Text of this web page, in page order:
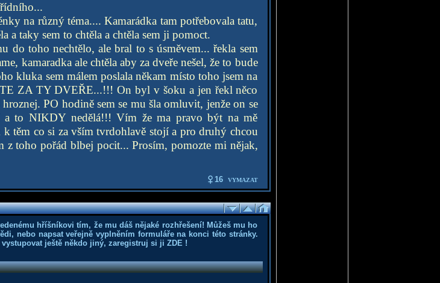
na různý téma.... Kamarádka tam potřebovala tatu,
a taky sem to chtěla a chtěla sem ji pomoct.
do toho nechtělo, ale bral to s úsměvem... řekla sem
kamaradka ale chtěla aby za dveře nešel, že to bude
kluka sem málem poslala někam místo toho jsem na
ZA TY DVEŘE...!!! On byl v šoku a jen řekl něco
PO hodině sem se mu šla omluvit, jenže on se
to NIKDY nedělá!!! Vím že ma pravo být na mě
k těm co si za vším tvrdohlavě stojí a pro druhý chcou
z toho pořád blbej pocit... Prosím, pomozte mi nějak,
16 VYMAZAT
hříšníkovi tím, že mu dáš nějaké rozhřešení! Můžeš mu ho
nebo napsat veřejně vyplněním formuláře na konci této stránky.
ještě někdo jiný, zaregistruj si ji ZDE!